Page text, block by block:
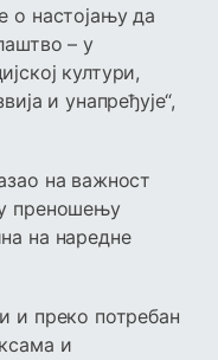
о настојању да
– у
култури,
и унапређује“,
на важност
преношењу
на наредне
и преко потребан
и